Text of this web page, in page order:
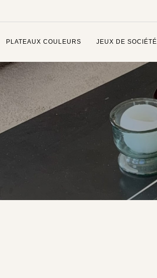
PLATEAUX COULEURS JEUX DE SOCIÉTÉ